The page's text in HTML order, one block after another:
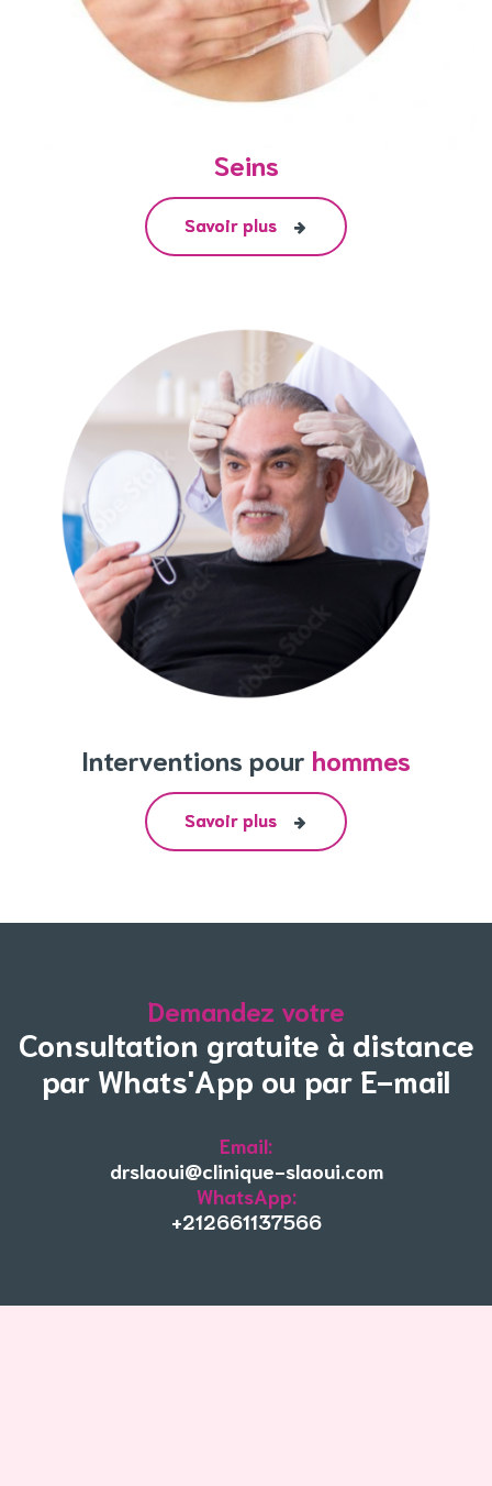
Seins
Savoir plus
Interventions pour hommes
Savoir plus
Demandez votre
Consultation gratuite à distance
par Whats'App ou par E-mail
Email:
drslaoui@clinique-slaoui.com
WhatsApp:
+212661137566